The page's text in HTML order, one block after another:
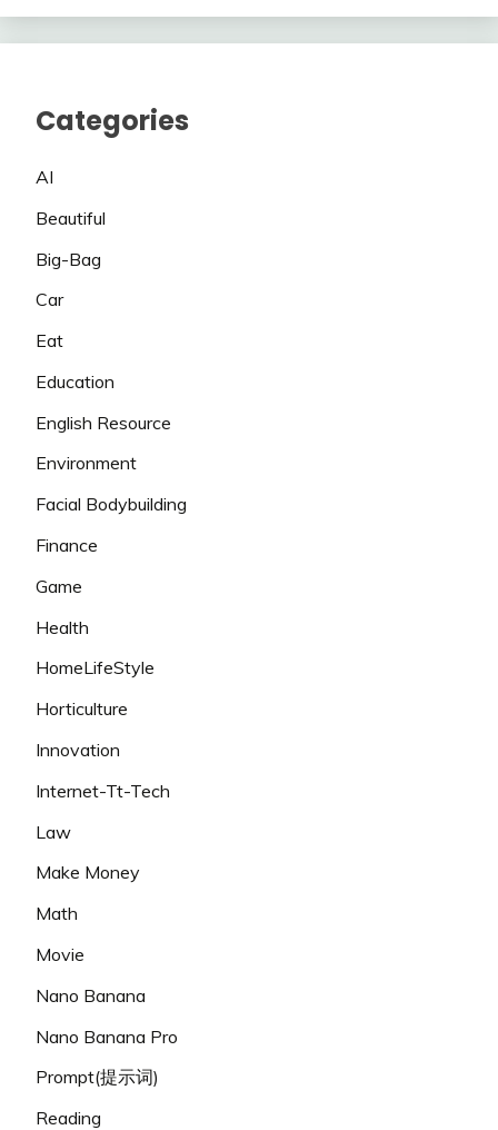
Categories
AI
Beautiful
Big-Bag
Car
Eat
Education
English Resource
Environment
Facial Bodybuilding
Finance
Game
Health
HomeLifeStyle
Horticulture
Innovation
Internet-Tt-Tech
Law
Make Money
Math
Movie
Nano Banana
Nano Banana Pro
Prompt(提示词)
Reading